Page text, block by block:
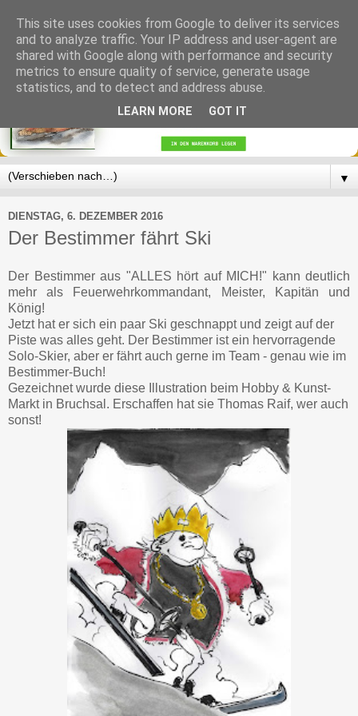
▼
DIENSTAG, 6. DEZEMBER 2016
Der Bestimmer fährt Ski
Der Bestimmer aus "ALLES hört auf MICH!" kann deutlich
mehr als Feuerwehrkommandant, Meister, Kapitän und
König!
Jetzt hat er sich ein paar Ski geschnappt und zeigt auf der
Piste was alles geht. Der Bestimmer ist ein hervorragende
Solo-Skier, aber er fährt auch gerne im Team - genau wie im
Bestimmer-Buch!
Gezeichnet wurde diese Illustration beim Hobby & Kunst-
Markt in Bruchsal. Erschaffen hat sie Thomas Raif, wer auch
sonst!
This site uses cookies from Google to deliver its services
and to analyze traffic. Your IP address and user-agent are
shared with Google along with performance and security
metrics to ensure quality of service, generate usage
statistics, and to detect and address abuse.
LEARN MORE GOT IT